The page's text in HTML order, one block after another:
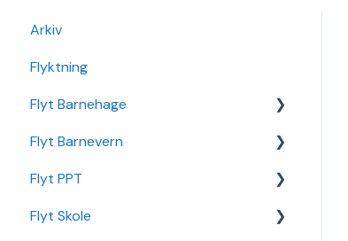
Arkiv
Flyktning
Flyt Barnehage
Flyt Barnehage Hjelpeside
Min Barnehage (app)
Redusert foreldrebetaling
Flyt Barnevern
Autopay
Vedtak
Flyt PPT
Statistikk
Flyt Skole